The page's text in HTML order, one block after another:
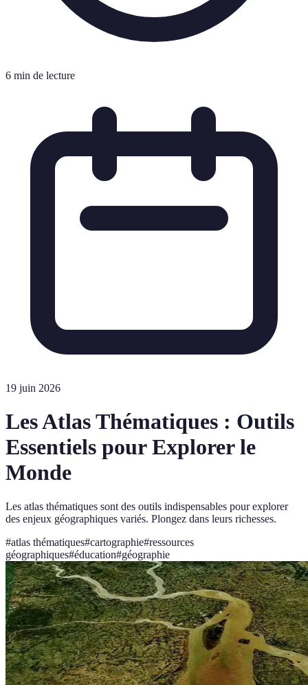
6 min de lecture
19 juin 2026
Les Atlas Thématiques : Outils
Essentiels pour Explorer le
Monde
Les atlas thématiques sont des outils indispensables pour explorer
des enjeux géographiques variés. Plongez dans leurs richesses.
#atlas thématiques#cartographie#ressources
géographiques#éducation#géographie